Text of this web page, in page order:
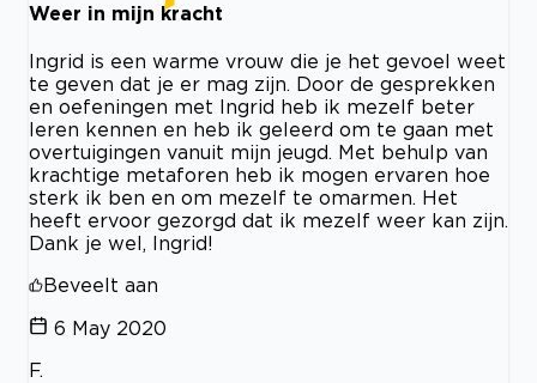
Weer in mijn kracht
Ingrid is een warme vrouw die je het gevoel weet
te geven dat je er mag zijn. Door de gesprekken
en oefeningen met Ingrid heb ik mezelf beter
leren kennen en heb ik geleerd om te gaan met
overtuigingen vanuit mijn jeugd. Met behulp van
krachtige metaforen heb ik mogen ervaren hoe
sterk ik ben en om mezelf te omarmen. Het
heeft ervoor gezorgd dat ik mezelf weer kan zijn.
Dank je wel, Ingrid!
Beveelt aan
6 May 2020
F.